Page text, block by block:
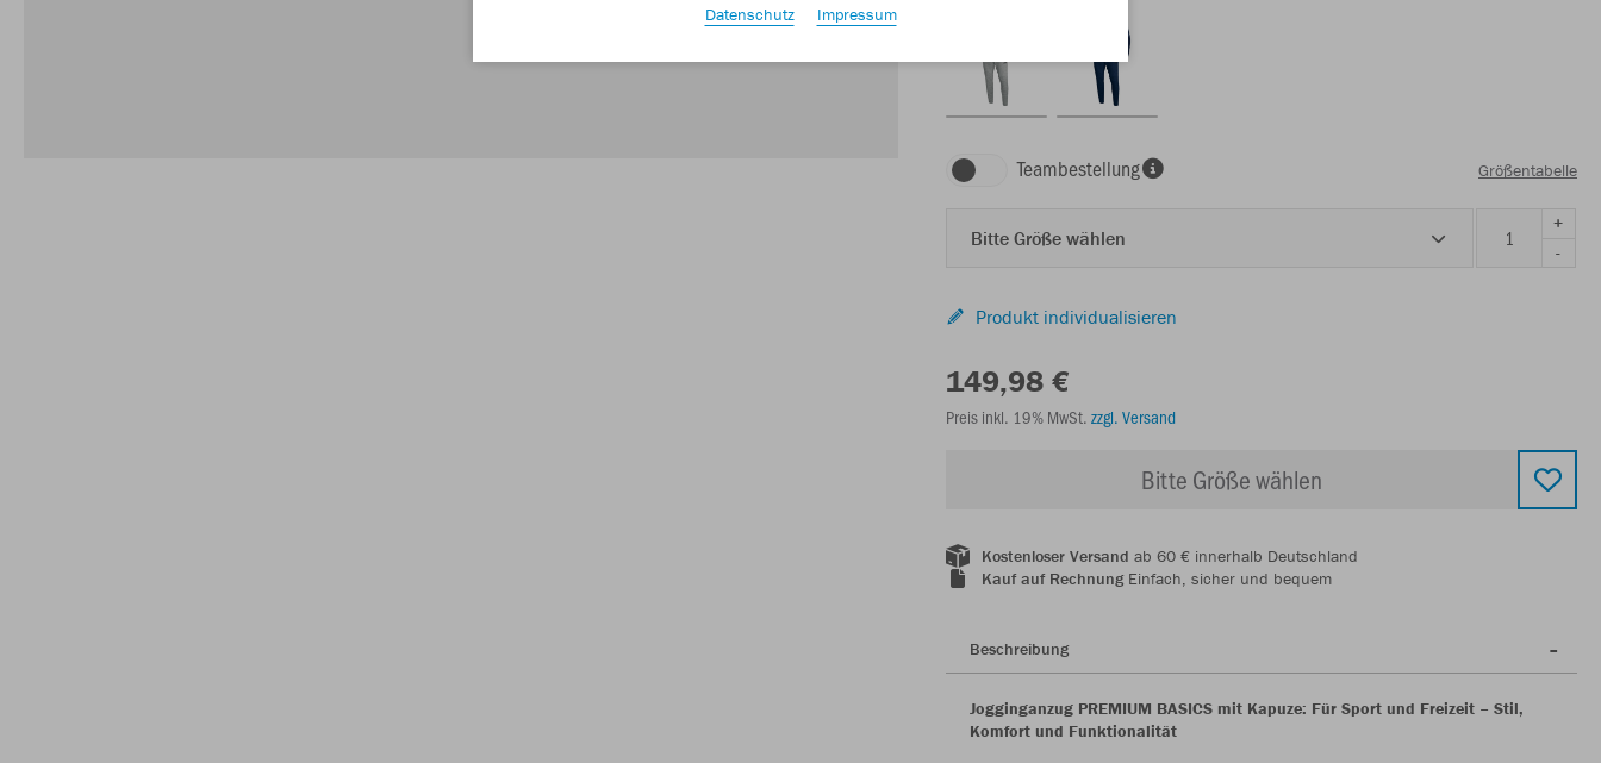
Teambestellung Größentabelle
Bitte Größe wählen
+
-
Produkt individualisieren
149,98 €
Preis inkl. 19% MwSt. zzgl. Versand
Bitte Größe wählen
Kostenloser Versand ab 60 € innerhalb Deutschland
Kauf auf RechnungEinfach, sicher und bequem
Beschreibung
Jogginganzug PREMIUM BASICS mit Kapuze: Für Sport und Freizeit – Stil,
Komfort und Funktionalität
Datenschutz Impressum